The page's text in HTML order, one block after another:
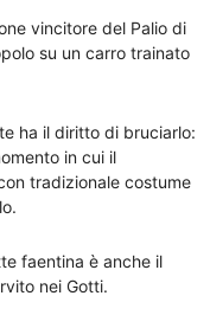
vincitore del Palio di
su un carro trainato
ha il diritto di bruciarlo:
in cui il
tradizionale costume
faentina è anche il
nei Gotti.